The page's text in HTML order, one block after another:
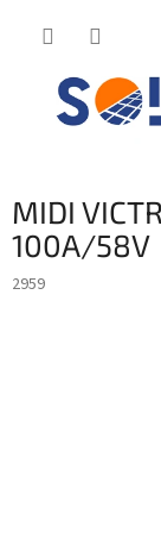
MIDI
100A/58V
2959